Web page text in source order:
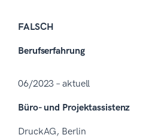
FALSCH
Berufserfahrung
06/2023 – aktuell
Büro- und Projektassistenz
DruckAG, Berlin